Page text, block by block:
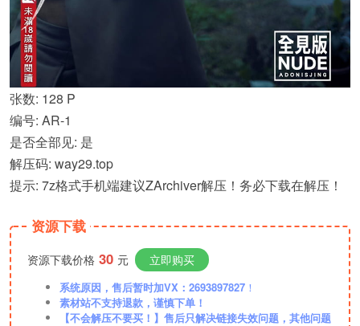
张数: 128 P
编号: AR-1
是否全部见: 是
解压码: way29.top
提示: 7z格式手机端建议ZArchiver解压！务必下载在解压！
资源下载
资源下载价格 30 元 立即购买
系统原因，售后暂时加VX：2693897827 ！
素材站不支持退款，谨慎下单！
【不会解压不要买！】售后只解决链接失效问题，其他问题